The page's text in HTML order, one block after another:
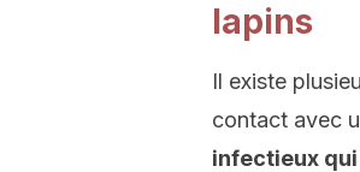
lapins
Il existe
contact avec
infectieux